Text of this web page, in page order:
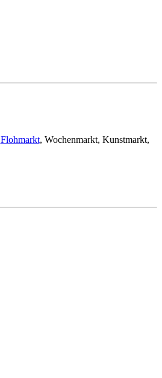
Flohmarkt, Wochenmarkt, Kunstmarkt,